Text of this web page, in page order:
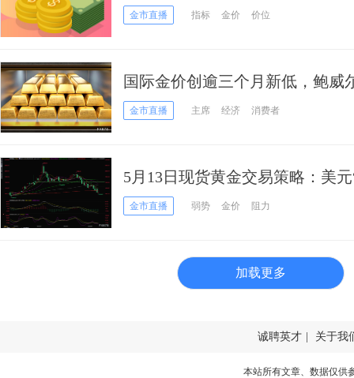
跌风险 欧元、英镑、日元、澳
金市直播 指标 金价 价位
国际金价创逾三个月新低，鲍威
金市直播 主席 经济 消费者
5月13日现货黄金交易策略：美
步步紧逼
金市直播 弱势 金价 阻力
加载更多
诚聘英才 关于我
本站所有文章、数据仅供